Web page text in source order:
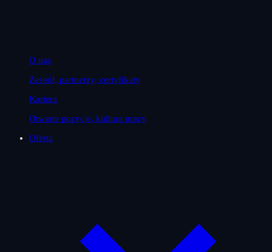
O nas
Zespół, partnerzy, certyfikaty
Kariera
Otwarte pozycje, kultura pracy
Oferta